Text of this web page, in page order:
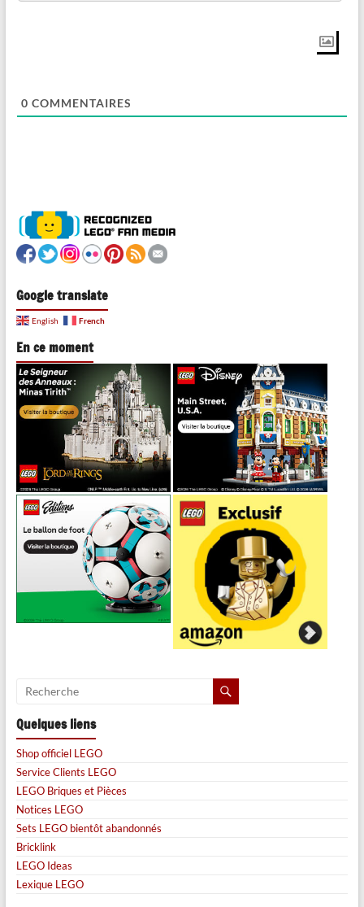
0 COMMENTAIRES
Google translate
English French
En ce moment
Quelques liens
Shop officiel LEGO
Service Clients LEGO
LEGO Briques et Pièces
Notices LEGO
Sets LEGO bientôt abandonnés
Bricklink
LEGO Ideas
Lexique LEGO